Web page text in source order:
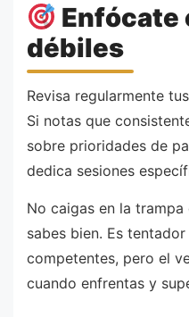
Enfócate
débiles
Revisa regularmente
Si notas que
sobre prioridades de
dedica sesiones
No caigas en la
sabes bien. Es
competentes, pero el
cuando enfrentas y